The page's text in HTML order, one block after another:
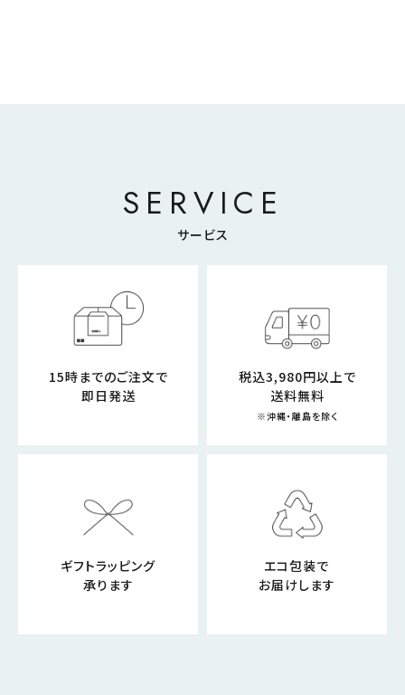
SERVICE
サービス
15時までのご注文で
即日発送
税込3,980円以上で
送料無料
※沖縄・離島を除く
ギフトラッピング
承ります
エコ包装で
お届けします